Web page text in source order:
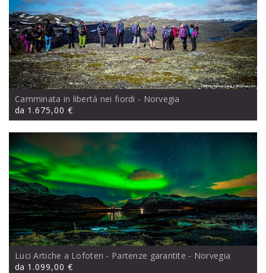
Camminata in libertà nei fiordi - Norvegia
da 1.675,00 €
Luci Artiche a Lofoten - Partenze garantite - Norvegia
da 1.099,00 €